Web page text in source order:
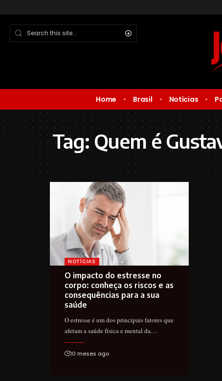
Home Brasil Notícias
Tag:Quem é
NOTÍCIAS
O impacto do estresse no
corpo: conheça os riscos e as
consequências para a sua
saúde
O estresse é um dos principais fatores que
afetam a saúde física e mental da…
10 meses ago